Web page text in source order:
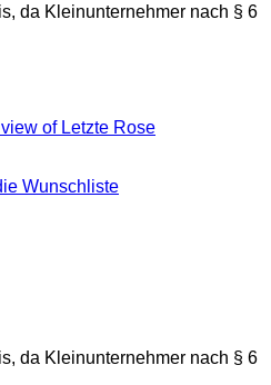
da Kleinunternehmer nach § 6
Wunschliste
da Kleinunternehmer nach § 6